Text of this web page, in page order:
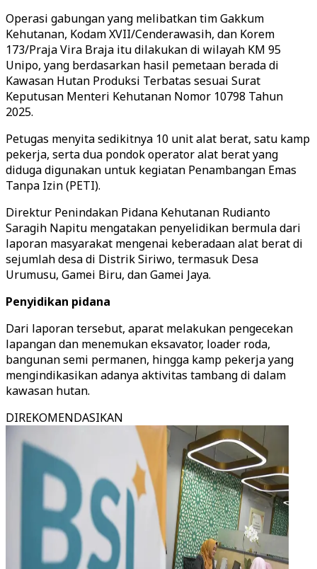
Operasi gabungan yang melibatkan tim Gakkum
Kehutanan, Kodam XVII/Cenderawasih, dan Korem
173/Praja Vira Braja itu dilakukan di wilayah KM 95
Unipo, yang berdasarkan hasil pemetaan berada di
Kawasan Hutan Produksi Terbatas sesuai Surat
Keputusan Menteri Kehutanan Nomor 10798 Tahun
2025.
Petugas menyita sedikitnya 10 unit alat berat, satu kamp
pekerja, serta dua pondok operator alat berat yang
diduga digunakan untuk kegiatan Penambangan Emas
Tanpa Izin (PETI).
Direktur Penindakan Pidana Kehutanan Rudianto
Saragih Napitu mengatakan penyelidikan bermula dari
laporan masyarakat mengenai keberadaan alat berat di
sejumlah desa di Distrik Siriwo, termasuk Desa
Urumusu, Gamei Biru, dan Gamei Jaya.
Penyidikan pidana
Dari laporan tersebut, aparat melakukan pengecekan
lapangan dan menemukan eksavator, loader roda,
bangunan semi permanen, hingga kamp pekerja yang
mengindikasikan adanya aktivitas tambang di dalam
kawasan hutan.
DIREKOMENDASIKAN